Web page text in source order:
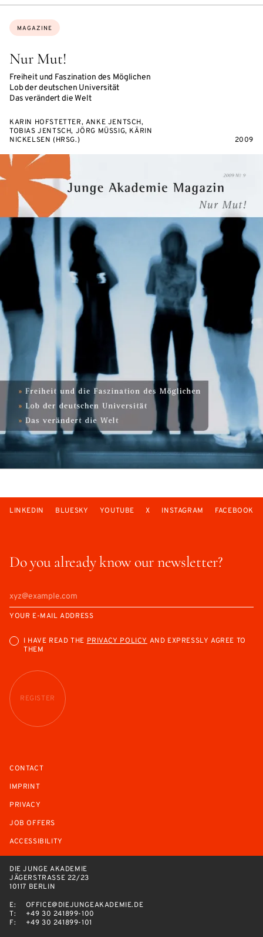
Nur Mut!
Freiheit und Faszination des Möglichen
Lob der deutschen Universität
Das verändert die Welt
Topics:
MAGAZINE
KARIN HOFSTETTER, ANKE JENTSCH,
TOBIAS JENTSCH, JÖRG MÜSSIG, KÄRIN
NICKELSEN (HRSG.)
2009
Do you already know our newsletter?
YOUR E-MAIL ADDRESS
I HAVE READ THE PRIVACY POLICY AND EXPRESSLY AGREE TO
THEM
REGISTER
LINKEDIN BLUESKY YOUTUBE X INSTAGRAM FACEBOOK
CONTACT
IMPRINT
PRIVACY
JOB OFFERS
ACCESSIBILITY
DIE JUNGE AKADEMIE
JÄGERSTRASSE 22/23
10117 BERLIN
E:
OFFICE@DIEJUNGEAKADEMIE.DE
T:
+49 30 241899-100
F:
+49 30 241899-101